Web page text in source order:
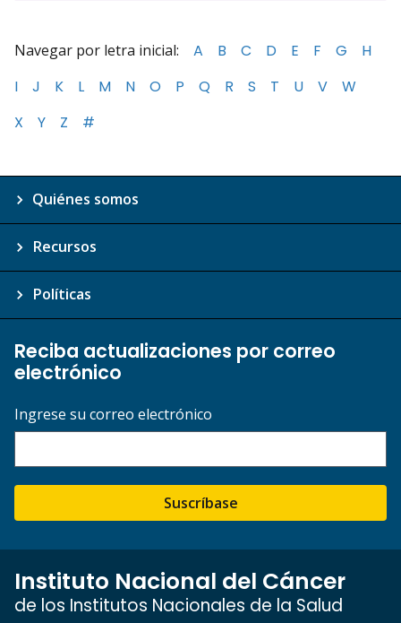
Navegar por letra inicial: A B C D E F G
H
I
J K L M N O P Q R S T U V
W
X
Y Z #
Quiénes somos
Recursos
Políticas
Reciba actualizaciones por correo
electrónico
Ingrese su correo electrónico
Suscríbase
Instituto Nacional del Cáncer
de los Institutos Nacionales de la Salud